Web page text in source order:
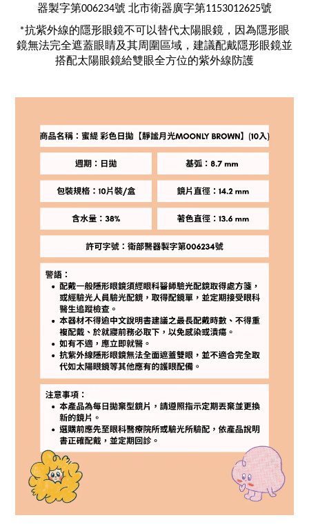
器製字第006234號 北市衛器廣字第1153012625號
*抗紫外線的隱形眼鏡不可以替代太陽眼鏡，因為隱形眼
鏡無法完全遮蓋眼睛及其周圍區域，建議配戴隱形眼鏡並
搭配太陽眼鏡給雙眼全方位的紫外線防護